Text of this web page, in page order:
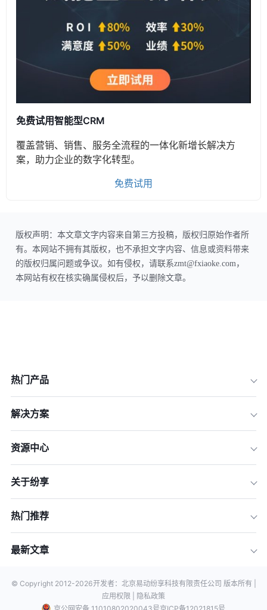
免费试用智能型CRM
覆盖营销、销售、服务全流程的一体化新增长解决方
案，助力企业的数字化转型。
免费试用
版权声明：本文章文字内容来自第三方投稿，版权归原始作者所
有。本网站不拥有其版权，也不承担文字内容、信息或资料带来
的版权归属问题或争议。如有侵权，请联系zmt@fxiaoke.com，
本网站有权在核实确属侵权后，予以删除文章。
热门产品
解决方案
资源中心
关于纷享
热门推荐
最新文章
© Copyright 2012-2026开发者：北京易动纷享科技有限责任公司 版本所有 |
应用权限 |
隐私政策